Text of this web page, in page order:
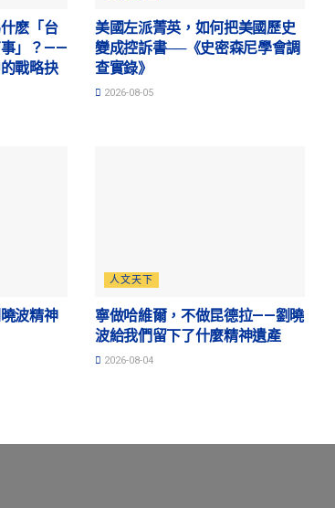
麽「台
事」？——
戰略抉
美國左派菁英，如何把美國歷史
變成控訴書──《史密森尼學會調
查實錄》
2026-08-05
波精神
人文天下
寧做哈維爾，不做昆德拉——劉曉
波給我們留下了什麼精神遺產
2026-08-04